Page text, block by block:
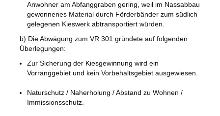
Anwohner am Abfanggraben gering, weil im Nassabbau
gewonnenes Material durch Förderbänder zum südlich
gelegenen Kieswerk abtransportiert würden.
b) Die Abwägung zum VR 301 gründete auf folgenden
Überlegungen:
Zur Sicherung der Kiesgewinnung wird ein
Vorranggebiet und kein Vorbehaltsgebiet ausgewiesen.
Naturschutz / Naherholung / Abstand zu Wohnen /
Immissionsschutz.